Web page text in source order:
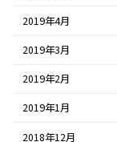
2019年4月
2019年3月
2019年2月
2019年1月
2018年12月